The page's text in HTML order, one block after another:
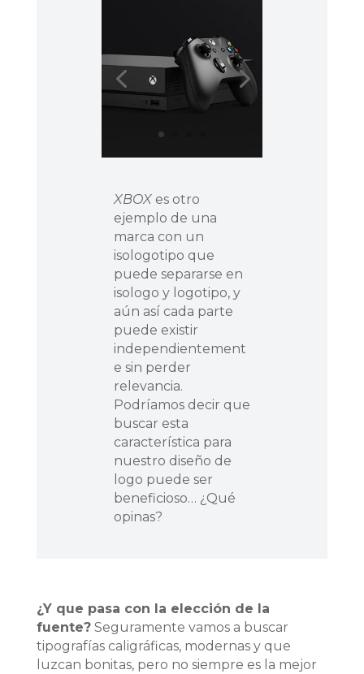
XBOXes otro
ejemplo de una
marca con un
isologotipo que
puede separarse en
isologo y logotipo, y
aún así cada parte
puede existir
independientement
e sin perder
relevancia.
Podríamos decir que
buscar esta
característica para
nuestro diseño de
logo puede ser
beneficioso… ¿Qué
opinas?
¿Y que pasa con la elección de la
fuente?Seguramente vamos a buscar
tipografías caligráficas, modernas y que
luzcan bonitas, pero no siempre es la mejor